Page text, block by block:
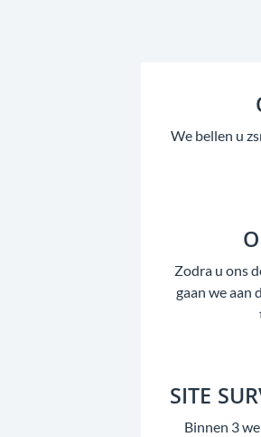
We bellen u
Zodra u ons
gaan we aan
SITE
Binnen 3